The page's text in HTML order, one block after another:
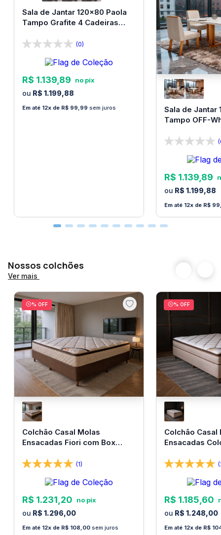
vãos, portas ou janelas antes de finalizar a compra.
Loja Bom Pastornão faz montagem de produtos.
Não nos responsabilizamos por erros de montagem.
Manuais e peças para a montagem são fornecidos
com o produto.
Sala de Jantar 120x80 Paola
Tampo Grafite 4 Cadeiras
(0)
R$ 1.139, 89
R$ 1.199,88
12 R$ 99 99 sem juros
Sala de Jantar
Tampo OFF-
R$ 1.139, 89
R$ 1.199,88
12 R$ 99
Nossos colchões
Ver mais
% OFF
Colchão Casal Molas
Ensacadas Fiori com Box
(1)
R$ 1.231 20
R$ 1.296,00
12 R$ 108 00sem juros
% OFF
Colchão Casal
Ensacadas
R$ 1.185 60
R$ 1.248,00
12 R$